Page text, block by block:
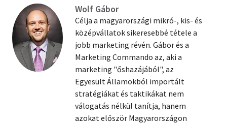
Erotika
Gyermek- és ifjúsági
Hobbi, szabadidő
Wolf Gábor
Célja a magyarországi mikró-, kis- és
középvállatok sikeresebbé tétele a
jobb marketing révén. Gábor és a
Marketing Commando az, aki a
marketing "őshazájából", az
Egyesült Államokból importált
stratégiákat és taktikákat nem
válogatás nélkül tanítja, hanem
azokat először Magyarországon